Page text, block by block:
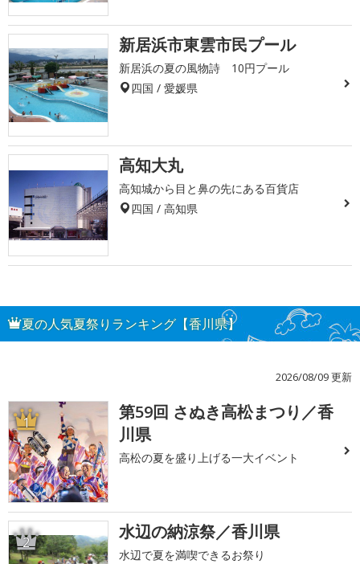
新居浜市東雲市民プール
新居浜の夏の風物詩 10円プール
四国 / 愛媛県
高知大丸
高知城から目と鼻の先にある百貨店
四国 / 高知県
夏の人気夏祭りランキング【香川県】
2026/08/09 更新
1
第59回 さぬき高松まつり／香
川県
高松の夏を盛り上げる一大イベント
2 水辺の納涼祭／香川県
水辺で夏を満喫できるお祭り